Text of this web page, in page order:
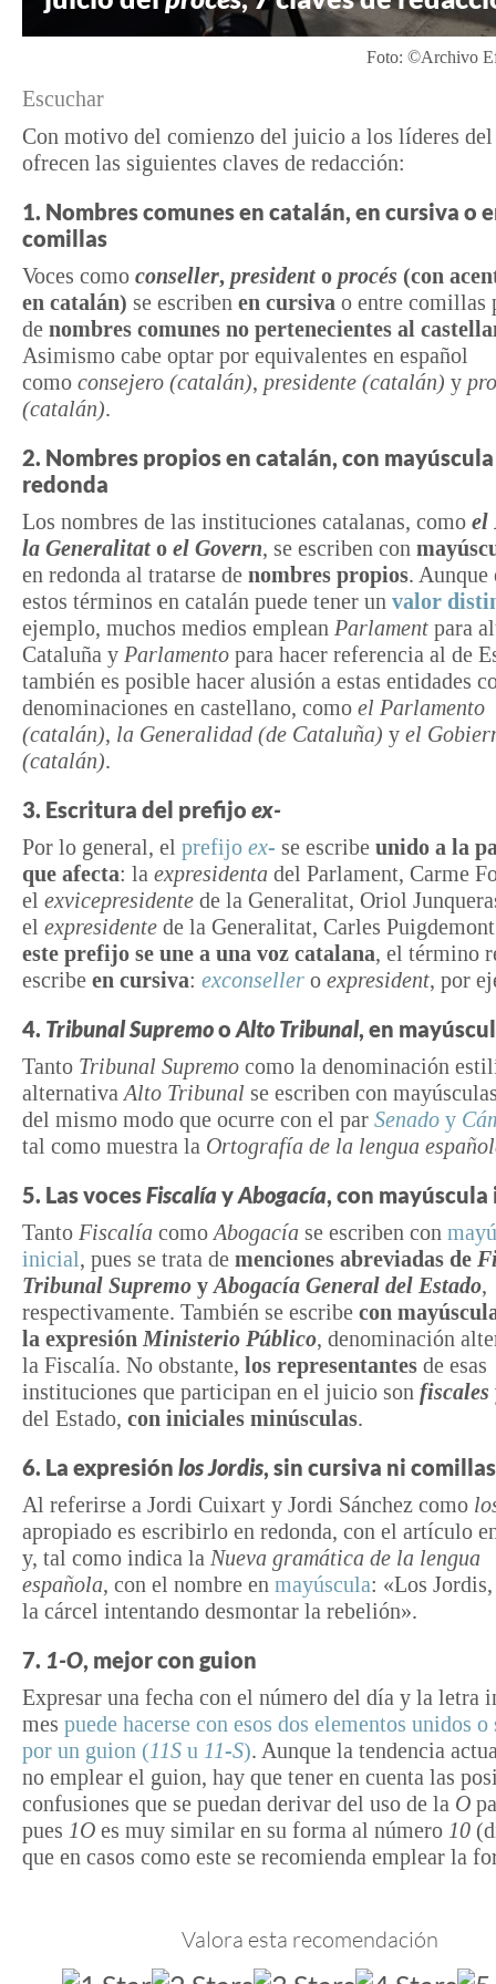
Foto: ©Archivo
Escuchar
Con motivo del comienzo del juicio a los líderes
ofrecen las siguientes claves de redacción:
1. Nombres comunes en catalán, en cursiva o
comillas
Voces como conseller, president o procés (con
en catalán) se escriben en cursiva o entre comillas
de nombres comunes no pertenecientes al
Asimismo cabe optar por equivalentes en español
como consejero (catalán), presidente (catalán) y
(catalán).
2. Nombres propios en catalán, con
redonda
Los nombres de las instituciones catalanas, como el
la Generalitat o el Govern, se escriben con
en redonda al tratarse de nombres propios. Aunque
estos términos en catalán puede tener un valor
ejemplo, muchos medios emplean Parlament para
Cataluña y Parlamento para hacer referencia al de
también es posible hacer alusión a estas entidades
denominaciones en castellano, como el Parlamento
(catalán), la Generalidad (de Cataluña) y el
(catalán).
3. Escritura del prefijo ex-
Por lo general, el prefijo ex- se escribe unido a la
que afecta: la expresidenta del Parlament, Carme
el exvicepresidente de la Generalitat, Oriol
el expresidente de la Generalitat, Carles
este prefijo se une a una voz catalana, el término
escribe en cursiva: exconseller o expresident, por
4. Tribunal Supremoo Alto Tribunal, en
Tanto Tribunal Supremo como la denominación
alternativa Alto Tribunal se escriben con
del mismo modo que ocurre con el par Senado y
tal como muestra la Ortografía de la lengua
5. Las vocesFiscalía yAbogacía, con
Tanto Fiscalía como Abogacía se escriben con
inicial, pues se trata de menciones abreviadas de
Tribunal Supremo y Abogacía General del Estado,
respectivamente. También se escribe con
la expresión Ministerio Público, denominación
la Fiscalía. No obstante, los representantes de esas
instituciones que participan en el juicio son fiscales
del Estado, con iniciales minúsculas.
6. La expresión los Jordis, sin cursiva ni comillas
Al referirse a Jordi Cuixart y Jordi Sánchez como
apropiado es escribirlo en redonda, con el artículo
y, tal como indica la Nueva gramática de la lengua
española, con el nombre en mayúscula: «Los
la cárcel intentando desmontar la rebelión».
7. 1-O, mejor con guion
Expresar una fecha con el número del día y la letra
mes puede hacerse con esos dos elementos unidos o
por un guion (11S u 11-S). Aunque la tendencia
no emplear el guion, hay que tener en cuenta las
confusiones que se puedan derivar del uso de la O
pues 1O es muy similar en su forma al número 10
que en casos como este se recomienda emplear la
Valora esta recomendación